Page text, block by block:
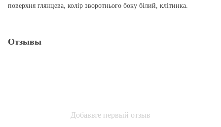
поверхня глянцева, колір зворотнього боку білий, клітинка.
Отзывы
Добавьте первый отзыв